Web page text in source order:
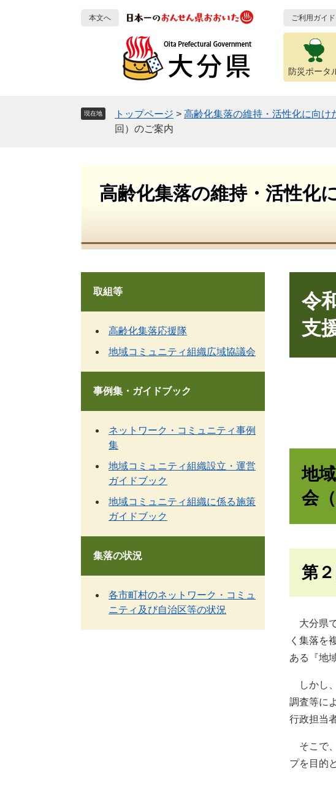
本文へ ご利用ガイド
防災ポータ
現在地 トップページ > 高齢化集落の維持・活性化に向け
回）のご案内
高齢化集落の維持・活性化
令
支
地
会
第
大分県
く集落を
ある『地
しかし
調査等に
行政担当
そこで
プを目的
取組等
高齢化集落応援隊
地域コミュニティ組織広域協議会
事例集・ガイドブック
ネットワーク・コミュニティ事例
集
地域コミュニティ組織設立・運営
ガイドブック
地域コミュニティ組織に係る施策
ガイドブック
集落の状況
各市町村のネットワーク・コミュ
ニティ及び自治区等の状況